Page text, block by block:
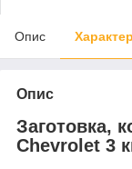
Опис
Опис
Заготовка,
Chevrolet 3